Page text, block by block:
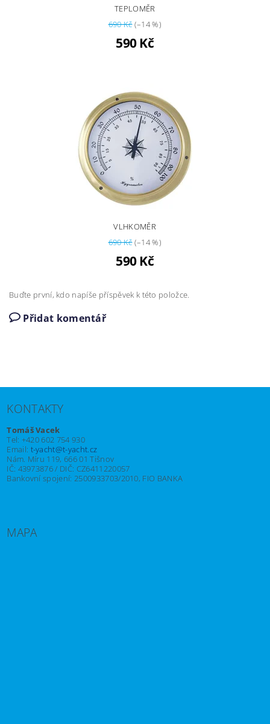
TEPLOMĚR
690 Kč(–14 %)
590 Kč
VLHKOMĚR
690 Kč(–14 %)
590 Kč
Buďte první, kdo napíše příspěvek k této položce.
Přidat komentář
KONTAKTY
Tomáš Vacek
Tel: +420 602 754 930
Email: t-yacht@t-yacht.cz
Nám. Míru 119, 666 01 Tišnov
IČ: 43973876 / DIČ: CZ6411220057
Bankovní spojení: 2500933703/2010, FIO BANKA
MAPA